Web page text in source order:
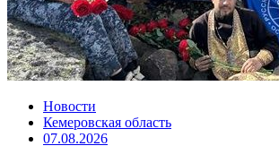
Новости
Кемеровская область
07.08.2026